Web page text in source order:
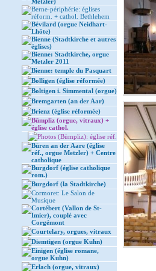
Berne-périphérie: églises
réform. + cathol. Bethlehem
Bévilard (orgue Neidhart-
Lhôte)
Bienne (Stadtkirche et autres
églises)
Bienne: Stadtkirche, orgue
Metzler 2011
Bienne: temple du Pasquart
Bolligen (église réformée)
Boltigen i. Simmental (orgue)
Bremgarten (an der Aar)
Brienz (église réformée)
Bümpliz (orgue, vitraux) +
église cathol.
Photos (Bümpliz): église réf.
Büren an der Aare (église
réf., orgue Metzler) + Centre
catholique
Burgdorf (église catholique
rom.)
Burgdorf (la Stadtkirche)
Cormoret: Le Salon de
Musique
Cortébert (Vallon de St-
Imier), couplé avec
Corgémont
Courtelary, orgues, vitraux
Diemtigen (orgue Kuhn)
Einigen (église romane,
orgue Kuhn)
Erlach (orgue, vitraux)